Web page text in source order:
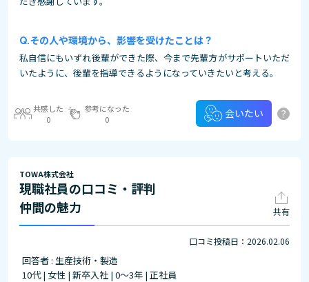
その⼈や環境から、影響を受けたことは？
私自信にもいずれ後輩ができた際、今まで先輩方がサポートいただ
いたように、後輩を指導できるようになっていきたいと考える。
共感した
0
参考になった
0
会いたい ?
TOWA株式会社
現職社員の口コミ・評判
仲間の魅力
共有
口コミ投稿日：2026.02.06
回答者 : 生産技術・製造
10代 | 女性 | 新卒入社 | 0～3年 | 正社員